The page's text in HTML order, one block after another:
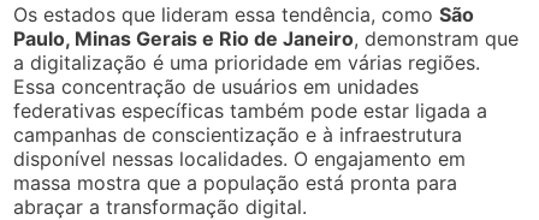
Os estados que lideram essa tendência, comoSão
Paulo, Minas Gerais e Rio de Janeiro, demonstram que
a digitalização é uma prioridade em várias regiões.
Essa concentração de usuários em unidades
federativas específicas também pode estar ligada a
campanhas de conscientização e à infraestrutura
disponível nessas localidades. O engajamento em
massa mostra que a população está pronta para
abraçar a transformação digital.